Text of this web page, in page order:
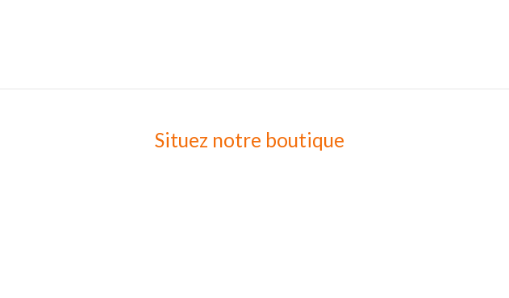
Situez notre boutique